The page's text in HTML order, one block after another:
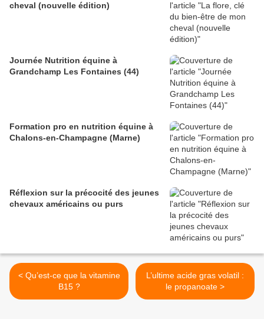
cheval (nouvelle édition)
Journée Nutrition équine à
Grandchamp Les Fontaines (44)
Formation pro en nutrition équine à
Chalons-en-Champagne (Marne)
Réflexion sur la précocité des jeunes
chevaux américains ou purs
< Qu’est-ce que la vitamine
B15 ?
L’ultime acide gras volatil :
le propanoate >